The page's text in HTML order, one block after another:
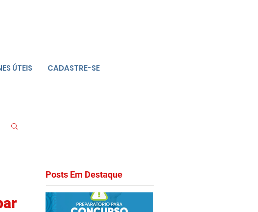
ÚTEIS CADASTRE-SE
Posts Em Destaque